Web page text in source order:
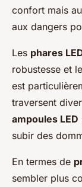
confort mais
aux dangers
Les phares
robustesse et
est
traversent
ampoules LED
subir des
En termes de
sembler plus